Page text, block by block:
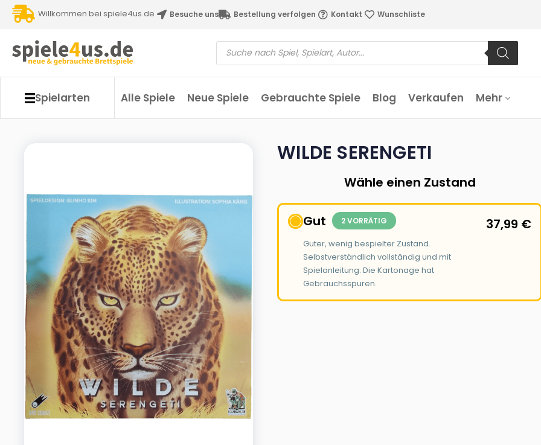
Willkommen bei spiele4us.de Besuche uns Bestellung verfolgen Kontakt Wunschliste
Spielarten Alle Spiele Neue Spiele Gebrauchte Spiele Blog Verkaufen Mehr
WILDE SERENGETI
Wähle einen Zustand
Gut 2 VORRÄTIG
Guter, wenig bespielter Zustand.
Selbstverständlich vollständig und mit
Spielanleitung. Die Kartonage hat
Gebrauchsspuren.
37,99 €